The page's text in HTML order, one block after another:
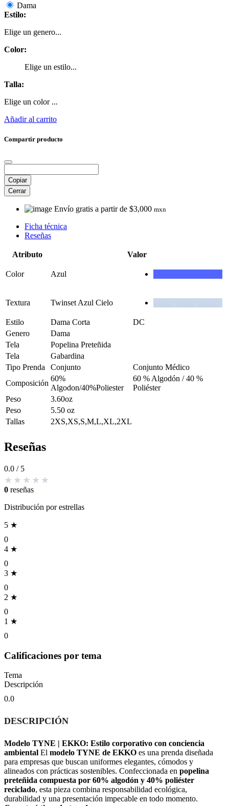
Dama
Estilo:
Elige un genero...
Color:
Elige un estilo...
Talla:
Elige un color ...
Añadir al carrito
Compartir producto
Copiar
Cerrar
Envío gratis a partir de $3,000 mxn
Ficha técnica
Reseñas
Atributo Valor
Color Azul
Textura Twinset Azul Cielo
Estilo Dama Corta
DC
Genero
Dama
Tela
Popelina Preteñida
Tela
Gabardina
Tipo Prenda
Conjunto
Conjunto Médico
Composición
60%
Algodon/40%Poliester
60 % Algodón / 40 %
Poliéster
Peso
3.60oz
Peso
5.50 oz
Tallas
2XS,XS,S,M,L,XL,2XL
Reseñas
0.0 / 5
0 reseñas
Distribución por estrellas
5 ★
0
4 ★
0
3 ★
0
2 ★
0
1 ★
0
Calificaciones por tema
Tema
Descripción
0.0
DESCRIPCIÓN
Modelo TYNE | EKKO: Estilo corporativo con conciencia
ambiental El modelo TYNE de EKKO es una prenda diseñada
para empresas que buscan uniformes elegantes, cómodos y
alineados con prácticas sostenibles. Confeccionada en popelina
preteñida compuesta por 60% algodón y 40% poliéster
reciclado, esta pieza combina responsabilidad ecológica,
durabilidad y una presentación impecable en todo momento.